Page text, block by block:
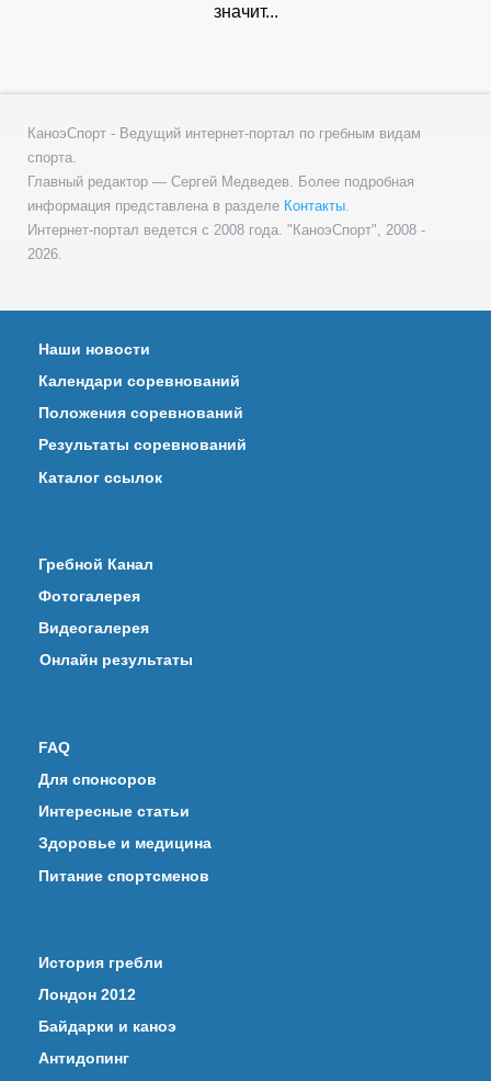
значит...
КаноэСпорт - Ведущий интернет-портал по гребным видам
спорта.
Главный редактор — Сергей Медведев. Более подробная
информация представлена в разделе Контакты
Интернет-портал ведется с 2008 года. "КаноэСпорт", 2008 -
2026.
Наши новости
Календари соревнований
Положения соревнований
Результаты соревнований
Каталог ссылок
Гребной Канал
Фотогалерея
Видеогалерея
Онлайн результаты
FAQ
Для спонсоров
Интересные статьи
Здоровье и медицина
Питание спортсменов
История гребли
Лондон 2012
Байдарки и каноэ
Антидопинг